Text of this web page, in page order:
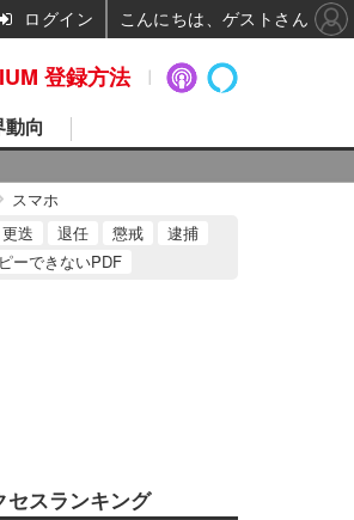
向
スマホ
更迭 退任 懲戒
逮捕
ーできないPDF
セスランキング
登録方法
ログイン こんにちは、ゲストさん